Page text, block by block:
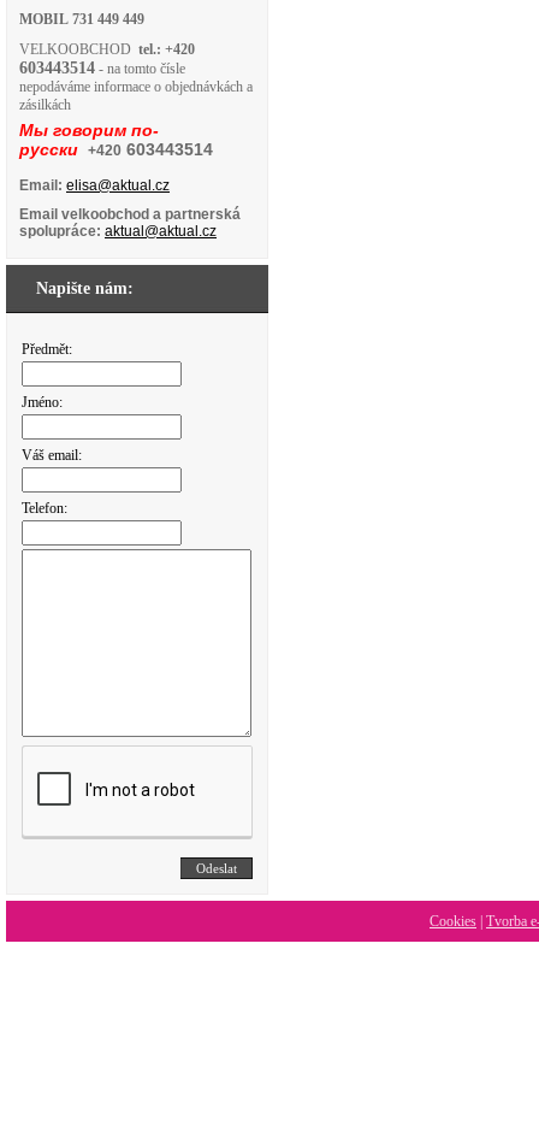
MOBIL 731 449 449
VELKOOBCHOD tel.: +420
603443514 - na tomto čísle
nepodáváme informace o objednávkách a
zásilkách
Мы говорим по-
русски +420 603443514
Email: elisa@aktual.cz
Email velkoobchod a partnerská
spolupráce: aktual@aktual.cz
Napište nám:
Předmět:
Jméno:
Váš email:
Telefon:
Cookies Tvorba